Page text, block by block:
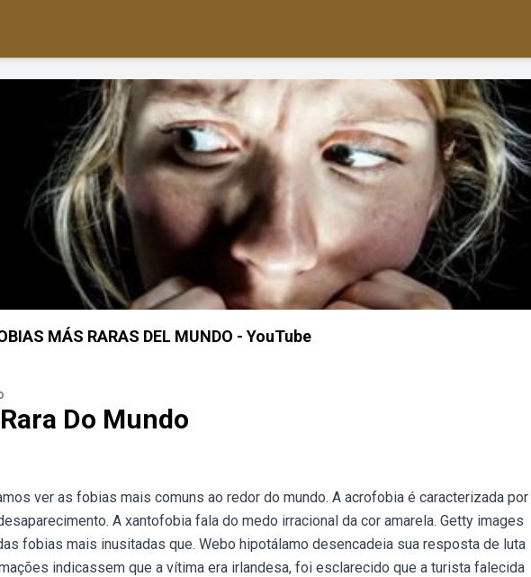
MÁS RARAS DEL MUNDO - YouTube
Do Mundo
ver as fobias mais comuns ao redor do mundo. A acrofobia é caracterizada por
A xantofobia fala do medo irracional da cor amarela. Getty images
fobias mais inusitadas que. Webo hipotálamo desencadeia sua resposta de luta
indicassem que a vítima era irlandesa, foi esclarecido que a turista falecida